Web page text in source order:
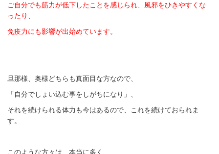
ご自分でも筋力が低下したことを感じられ、風邪をひきやすくな
ったり、
免疫力にも影響が出始めています。
旦那様、奥様どちらも真面目な方なので、
「自分でしょい込む事をしがちになり」、
それを続けられる体力も今はあるので、これを続けておられま
す。
このような方々は、本当に多く、